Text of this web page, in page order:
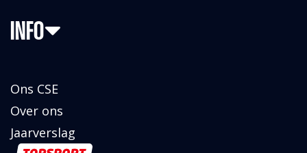
INFO
Ons CSE
Over ons
Jaarverslag